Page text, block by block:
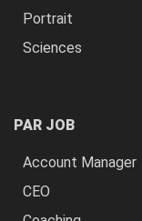
Portrait
Sciences
PAR JOB
Account Manager
CEO